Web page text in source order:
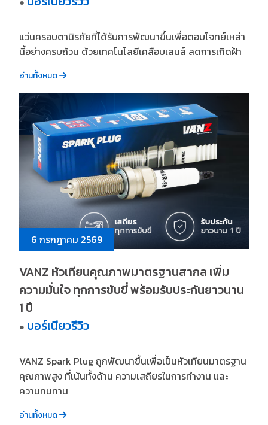
แว่นครอบตานิรภัยที่ได้รับการพัฒนาขึ้นเพื่อตอบโจทย์เหล่า
นี้อย่างครบถ้วน ด้วยเทคโนโลยีเคลือบเลนส์ ลดการเกิดฝ้า
อ่านทั้งหมด
6 กรกฎาคม 2569
VANZ หัวเทียนคุณภาพมาตรฐานสากล เพิ่ม
ความมั่นใจ ทุกการขับขี่ พร้อมรับประกันยาวนาน
1 ปี
● บอร์เนียวรีวิว
VANZ Spark Plug ถูกพัฒนาขึ้นเพื่อเป็นหัวเทียนมาตรฐาน
คุณภาพสูง ที่เน้นทั้งด้าน ความเสถียรในการทำงาน และ
ความทนทาน
อ่านทั้งหมด